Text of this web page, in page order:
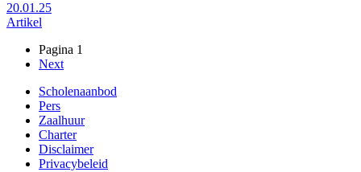
20.01.25
Artikel
Paginering
Pagina 1
Volgende
Next
Footer
Scholenaanbod
Pers
Zaalhuur
Charter
Disclaimer
Privacybeleid